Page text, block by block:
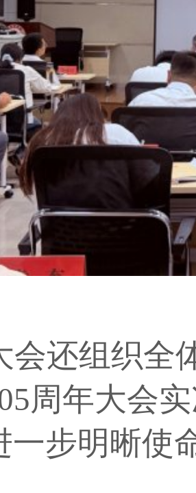
组织全体
周年大会
一步明晰使